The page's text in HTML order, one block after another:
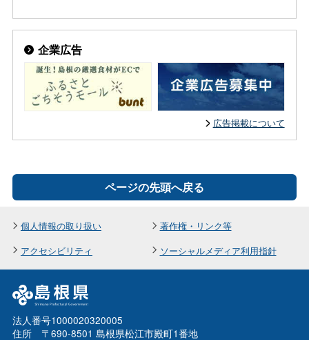
企業広告
広告掲載について
ページの先頭へ戻る
個人情報の取り扱い
著作権・リンク等
アクセシビリティ
ソーシャルメディア利用指針
法人番号1000020320005
住所 〒690-8501 島根県松江市殿町1番地